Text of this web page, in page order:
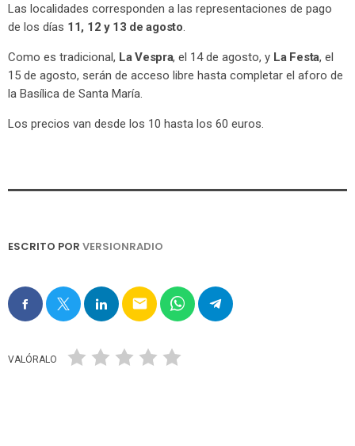
Las localidades corresponden a las representaciones de pago
de los días 11, 12 y 13 de agosto.
Como es tradicional, La Vespra, el 14 de agosto, y La Festa, el
15 de agosto, serán de acceso libre hasta completar el aforo de
la Basílica de Santa María.
Los precios van desde los 10 hasta los 60 euros.
ESCRITO POR VERSIONRADIO
email
VALÓRALO